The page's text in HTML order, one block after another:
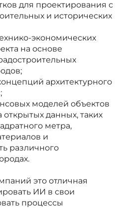
для проектирования с
и исторических
экономических
на основе
архитектурного
моделей объектов
открытых данных, таких
метра,
и
различного
это отличная
ИИ в свои
процессы